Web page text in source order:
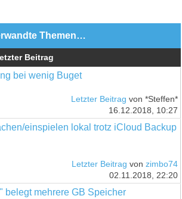
Themen…
Beitrag
bei wenig Buget
Letzter Beitrag von *Steffen*
16.12.2018, 10:27
einspielen lokal trotz iCloud Backup
Letzter Beitrag von zimbo74
02.11.2018, 22:20
belegt mehrere GB Speicher